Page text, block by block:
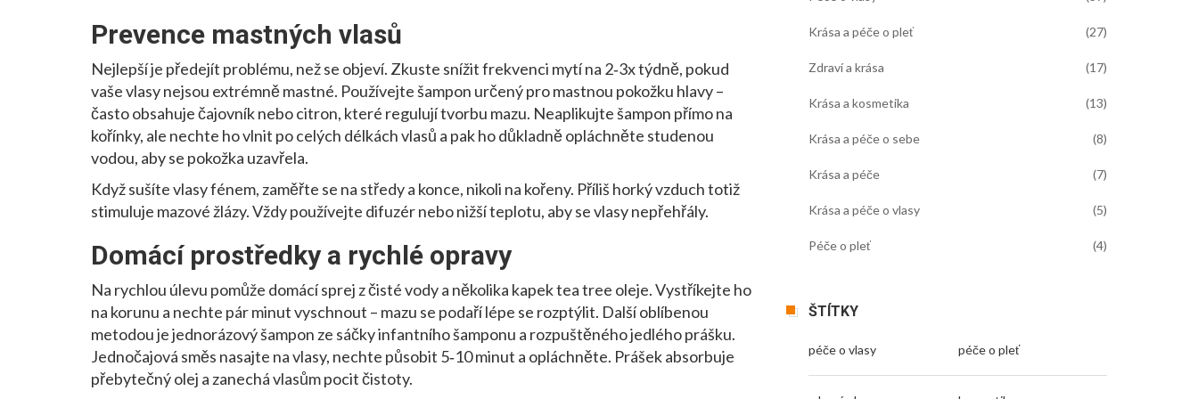
Prevence mastných vlasů
Nejlepší je předejít problému, než se objeví. Zkuste snížit frekvenci mytí na 2‑3x týdně, pokud
vaše vlasy nejsou extrémně mastné. Používejte šampon určený pro mastnou pokožku hlavy –
často obsahuje čajovník nebo citron, které regulují tvorbu mazu. Neaplikujte šampon přímo na
kořínky, ale nechte ho vlnit po celých délkách vlasů a pak ho důkladně opláchněte studenou
vodou, aby se pokožka uzavřela.
Když sušíte vlasy fénem, zaměřte se na středy a konce, nikoli na kořeny. Příliš horký vzduch totiž
stimuluje mazové žlázy. Vždy používejte difuzér nebo nižší teplotu, aby se vlasy nepřehřály.
Domácí prostředky a rychlé opravy
Na rychlou úlevu pomůže domácí sprej z čisté vody a několika kapek tea tree oleje. Vystříkejte ho
na korunu a nechte pár minut vyschnout – mazu se podaří lépe se rozptýlit. Další oblíbenou
metodou je jednorázový šampon ze sáčky infantního šamponu a rozpuštěného jedlého prášku.
Jednočajová směs nasajte na vlasy, nechte působit 5‑10 minut a opláchněte. Prášek absorbuje
přebytečný olej a zanechá vlasům pocit čistoty.
Krása a péče o pleť (27)
Zdraví a krása (17)
Krása a kosmetika (13)
Krása a péče o sebe (8)
Krása a péče (7)
Krása a péče o vlasy (5)
Péče o pleť (4)
ŠTÍTKY
péče o vlasy péče o pleť